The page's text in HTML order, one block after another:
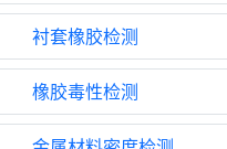
衬套橡胶检测
橡胶毒性检测